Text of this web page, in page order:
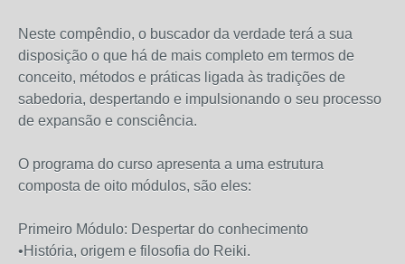
Neste compêndio, o buscador da verdade terá a sua
disposição o que há de mais completo em termos de
conceito, métodos e práticas ligada às tradições de
sabedoria, despertando e impulsionando o seu processo
de expansão e consciência.
O programa do curso apresenta a uma estrutura
composta de oito módulos, são eles:
Primeiro Módulo: Despertar do conhecimento
•História, origem e filosofia do Reiki.